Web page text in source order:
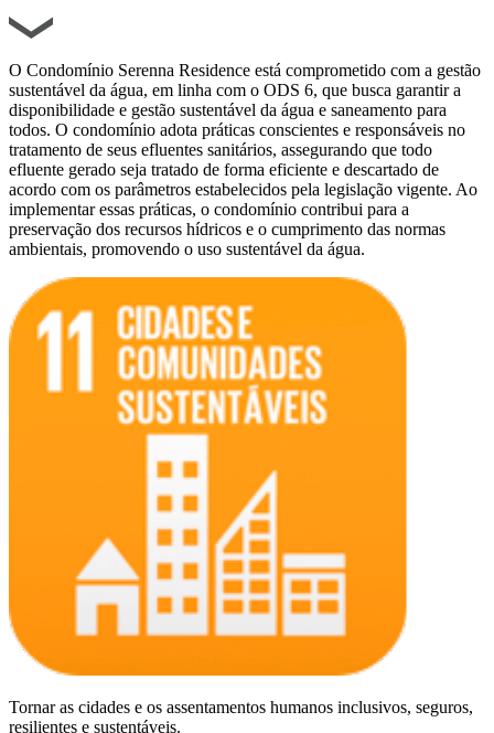
O Condomínio Serenna Residence está comprometido com a gestão
sustentável da água, em linha com o ODS 6, que busca garantir a
disponibilidade e gestão sustentável da água e saneamento para
todos. O condomínio adota práticas conscientes e responsáveis no
tratamento de seus efluentes sanitários, assegurando que todo
efluente gerado seja tratado de forma eficiente e descartado de
acordo com os parâmetros estabelecidos pela legislação vigente. Ao
implementar essas práticas, o condomínio contribui para a
preservação dos recursos hídricos e o cumprimento das normas
ambientais, promovendo o uso sustentável da água.
Tornar as cidades e os assentamentos humanos inclusivos, seguros,
resilientes e sustentáveis.